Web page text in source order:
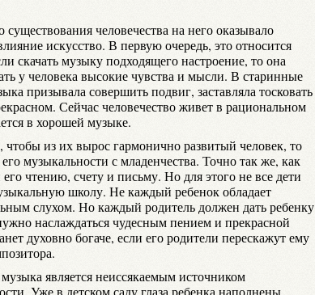
человечества на него оказывало
искусство. В первую очередь, это относится
скачать музыку подходящего настроение, то она
у человека высокие чувства и мысли. В старинные
призывала совершить подвиг, заставляла тосковать
Сейчас человечество живет в рациональном
в хорошей музыке.
чтобы из их вырос гармонично развитый человек, то
музыкальности с младенчества. Точно так же, как
чтению, счету и письму. Но для этого не все дети
школу. Не каждый ребенок обладает
слухом. Но каждый родитель должен дать ребенку
наслаждаться чудесным пением и прекрасной
духовно богаче, если его родители перескажут ему
является неиссякаемым источником
Уже в детском саду глаза ребенка наполнены